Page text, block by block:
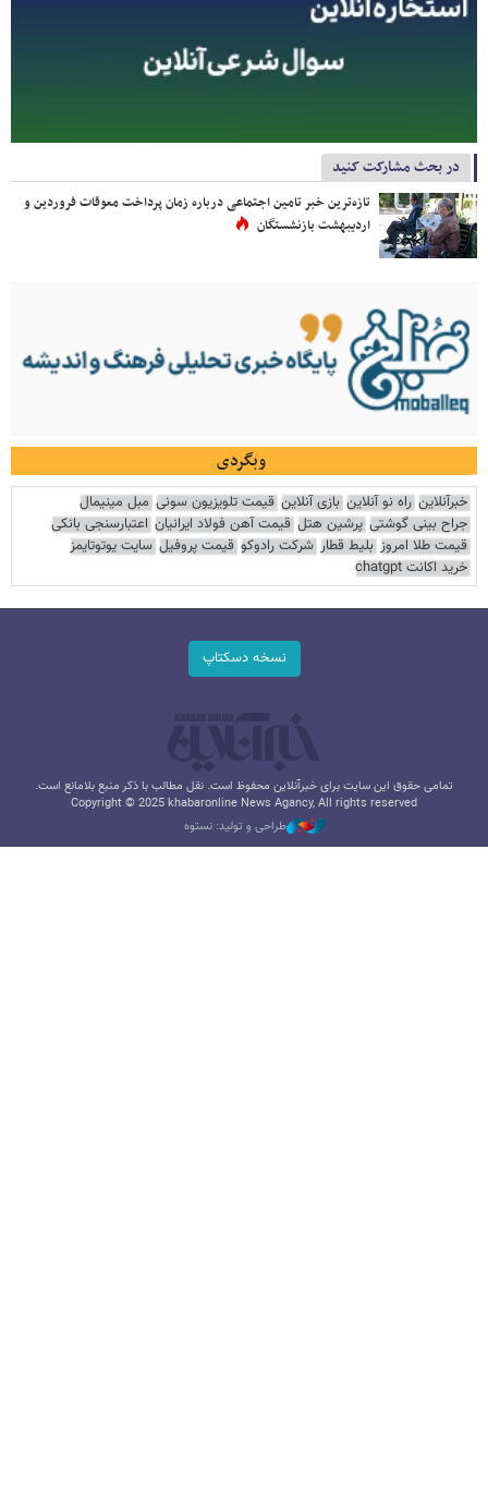
در بحث مشارکت کنید
تازه‌ترین خبر تامین اجتماعی درباره زمان پرداخت معوقات فروردین و
اردیبهشت بازنشستگان
وبگردی
خبرآنلاین راه نو آنلاین بازی آنلاین قیمت تلویزیون سونی مبل مینیمال
جراح بینی گوشتی پرشین هتل قیمت آهن فولاد ایرانیان اعتبارسنجی بانکی
قیمت طلا امروز بلیط قطار شرکت رادوکو قیمت پروفیل سایت یوتوتایمز
خرید اکانت chatgpt
نسخه دسکتاپ
تمامی حقوق این سایت برای خبرآنلاین محفوظ است. نقل مطالب با ذکر منبع بلامانع است.
Copyright © 2025 khabaronline News Agancy, All rights reserved
طراحی و تولید: نستوه